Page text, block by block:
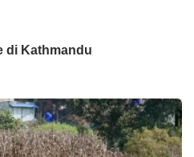
di Kathmandu